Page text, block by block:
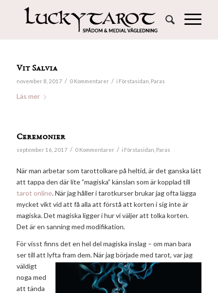
Vit Salvia
november 8, 2017 / 0 Kommentarer / i Förstasidan Paras
Läs mer
Ceremonier
september 16, 2017 / 0 Kommentarer / i Förstasidan Paras
När man arbetar som tarottolkare på heltid, är det ganska lätt
att tappa den där lite ”magiska” känslan som är kopplad till
tarot online. När jag håller i tarotkurser brukar jag ofta lägga
mycket vikt vid att få alla att förstå att korten i sig inte är
magiska. Det magiska ligger i hur vi väljer att tolka korten.
Det är en sanning med modifikation.
För visst finns det en hel del magiska inslag – om man bara
ser till att lyfta fram dem. När jag börjademed tarot, var jag
väldigt
noga med
att tända